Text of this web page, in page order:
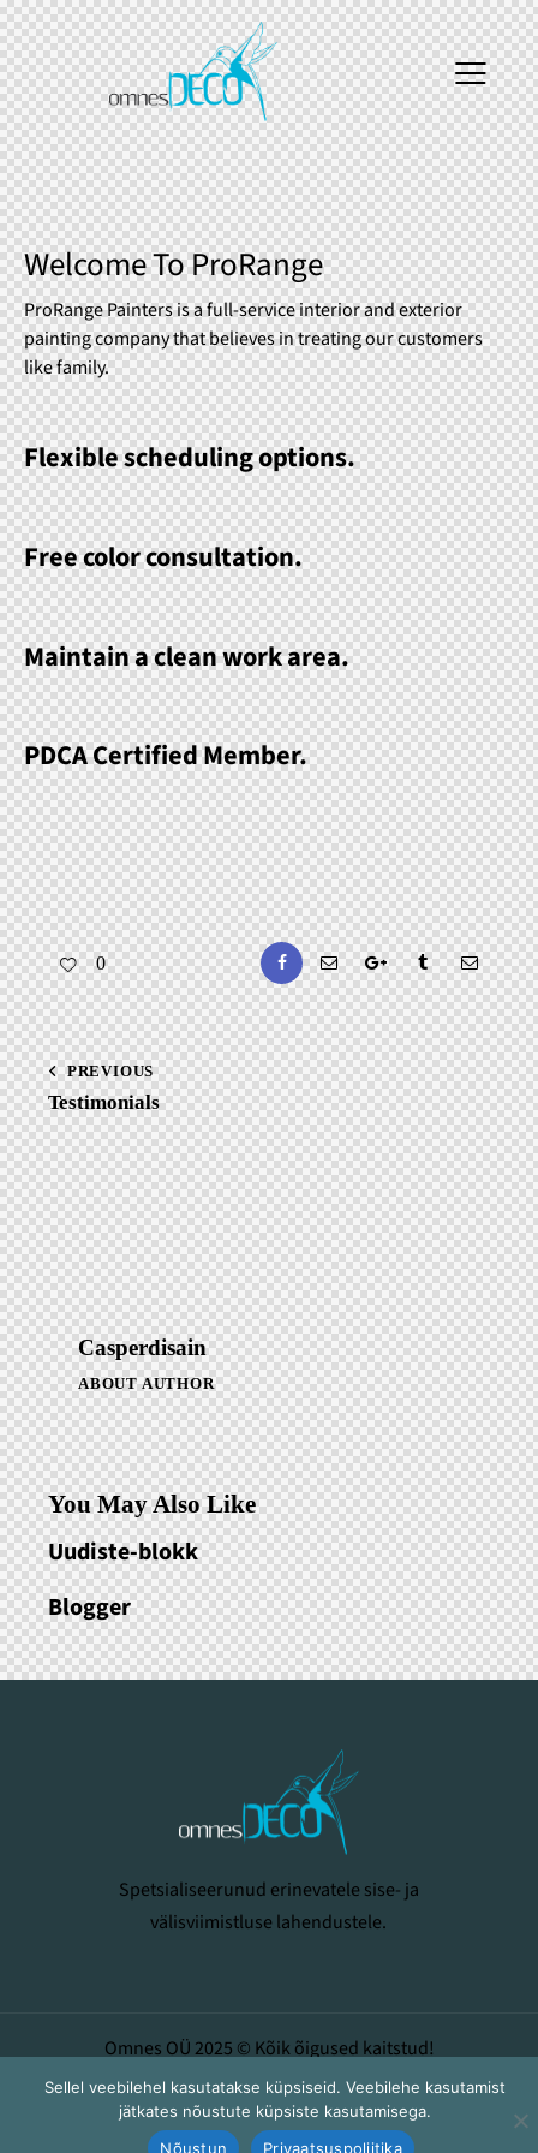
Welcome To ProRange
ProRange Painters is a full-service interior and exterior
painting company that believes in treating our customers
like family.
Flexible scheduling options.
Free color consultation.
Maintain a clean work area.
PDCA Certified Member.
0 Facebook
E-
mail
Google+TumblrE-
mail
Navigeerimine
PREVIOUS
Testimonials
Casperdisain
ABOUT AUTHOR
You May Also Like
Uudiste-blokk
Blogger
Spetsialiseerunud erinevatele sise- ja
välisviimistluse lahendustele.
Omnes OÜ 2025 © Kõik õigused kaitstud!
Sellel veebilehel kasutatakse küpsiseid. Veebilehe kasutamist
jätkates nõustute küpsiste kasutamisega.
Nõustun
Privaatsuspoliitika